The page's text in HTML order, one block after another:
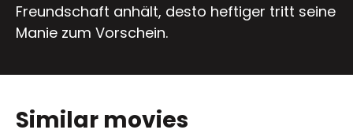
Freundschaft anhält, desto heftiger tritt seine
Manie zum Vorschein.
Similar movies